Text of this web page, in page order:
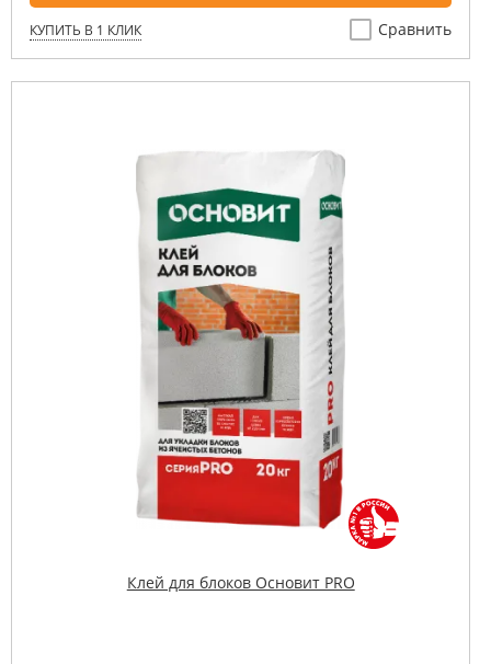
КУПИТЬ В 1 КЛИК Сравнить
Клей для блоков Основит PRO